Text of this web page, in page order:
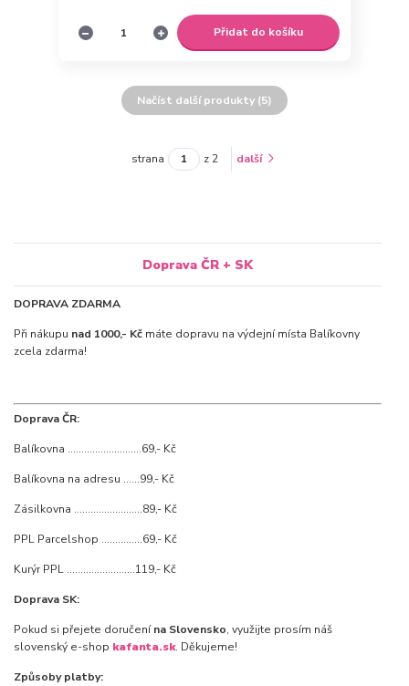
Přidat do košíku
Načíst další produkty (5)
strana z 2 další
Doprava ČR + SK
DOPRAVA ZDARMA
Při nákupu nad 1000,- Kč máte dopravu na výdejní místa Balíkovny
zcela zdarma!
Doprava ČR:
Balíkovna ...........................69,- Kč
Balíkovna na adresu ......99,- Kč
Zásilkovna .........................89,- Kč
PPL Parcelshop ...............69,- Kč
Kurýr PPL .........................119,- Kč
Doprava SK:
Pokud si přejete doručenína Slovensko, využijte prosím náš
slovenský e-shop kafanta.sk. Děkujeme!
Způsoby platby: